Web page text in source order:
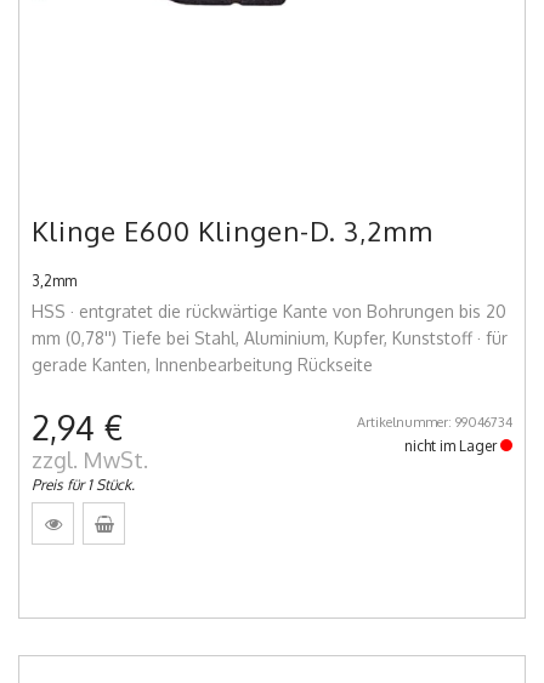
Klinge E600 Klingen-D. 3,2mm
3,2mm
HSS · entgratet die rückwärtige Kante von Bohrungen bis 20
mm (0,78'') Tiefe bei Stahl, Aluminium, Kupfer, Kunststoff · für
gerade Kanten, Innenbearbeitung Rückseite
2,94 €
zzgl. MwSt.
Preis für 1 Stück.
Artikelnummer: 99046734
nicht im Lager